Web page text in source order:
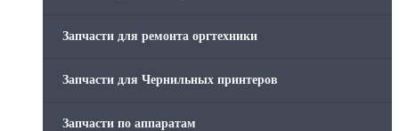
Запчасти для ремонта оргтехники
Запчасти для Чернильных принтеров
Запчасти по аппаратам